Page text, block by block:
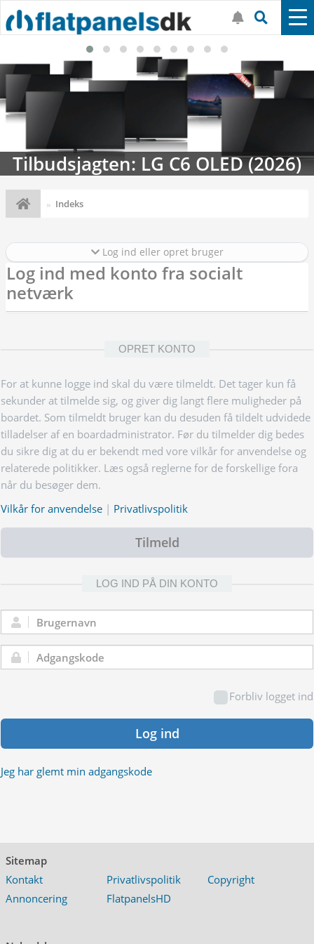
Tilbudsjagten: LG C6 OLED (2026)
Indeks
Log ind eller opret bruger
Log ind med konto fra socialt
netværk
OPRET KONTO
For at kunne logge ind skal du være tilmeldt. Det tager kun få
sekunder at tilmelde sig, og giver dig langt flere muligheder på
boardet. Som tilmeldt bruger kan du desuden få tildelt udvidede
tilladelser af en boardadministrator. Før du tilmelder dig bedes
du sikre dig at du er bekendt med vore vilkår for anvendelse og
relaterede politikker. Læs også reglerne for de forskellige fora
når du besøger dem.
Vilkår for anvendelse | Privatlivspolitik
Tilmeld
LOG IND PÅ DIN KONTO
Brugernavn:
Adgangskode:
Forbliv logget ind
Log ind
Jeg har glemt min adgangskode
Sitemap
Kontakt
Privatlivspolitik
Copyright
Annoncering
FlatpanelsHD